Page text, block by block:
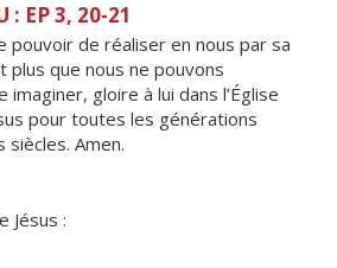
: EP 3, 20-21
pouvoir de réaliser en nous par sa
plus que nous ne pouvons
gloire à lui dans l’Église
pour toutes les générations
siècles. Amen.
Jésus :